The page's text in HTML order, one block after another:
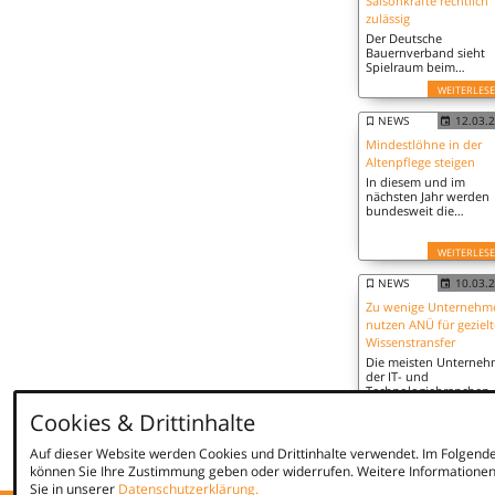
und blickt zugleich
zulässig
Der Deutsche
Bauernverband sieht
Spielraum beim
Mindestlohn für
Saisonarbeitskräfte.
branchenspezifische
Abweichung sei
möglich, so das
eines Gutachtens.
NEWS
Mindestlöhne in der
Altenpflege steigen
In diesem und im
nächsten Jahr werden
bundesweit die
Beschäftigte in der
Altenpflege steigen.
Zugleich sollen
Pflegekräfte mehr
Befugnisse erhalten.
NEWS
Zu wenige
nutzen ANÜ für
Wissenstransfer
Die meisten
der IT- und
Technologiebranchen
Zu selten jedoch
das externe
dauerhaft in der
Cookies & Drittinhalte
Auf dieser Website werden Cookies und Drittinhalte verwendet. Im
können Sie Ihre Zustimmung geben oder widerrufen. Weitere
Sie in unserer Datenschutzerklärung.